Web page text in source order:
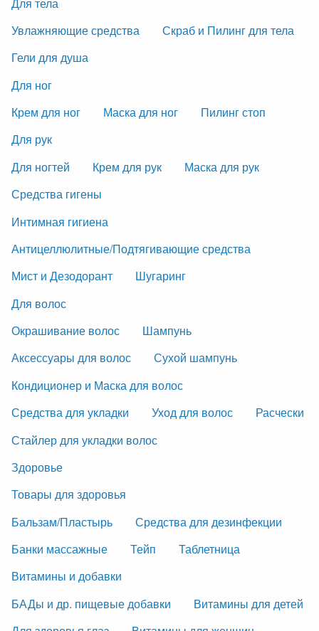
Увлажняющие средства
Скраб и Пилинг для тела
Гели для душа
Для ног
Крем для ног
Маска для ног
Пилинг стоп
Для рук
Для ногтей
Крем для рук
Маска для рук
Средства гигены
Интимная гигиена
Антицеллюлитные/Подтягивающие средства
Мист и Дезодорант
Шугаринг
Для волос
Окрашивание волос
Шампунь
Аксессуары для волос
Сухой шампунь
Кондиционер и Маска для волос
Средства для укладки
Уход для волос
Расчески
Стайлер для укладки волос
Здоровье
Товары для здоровья
Бальзам/Пластырь
Средства для дезинфекции
Банки массажные
Тейп
Таблетница
Витамины и добавки
БАДы и др. пищевые добавки
Витамины для детей